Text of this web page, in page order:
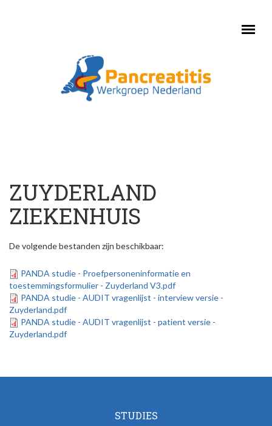
ZUYDERLAND
ZIEKENHUIS
De volgende bestanden zijn beschikbaar:
PANDA studie - Proefpersoneninformatie en
toestemmingsformulier - Zuyderland V3.pdf
PANDA studie - AUDIT vragenlijst - interview versie -
Zuyderland.pdf
PANDA studie - AUDIT vragenlijst - patient versie -
Zuyderland.pdf
STUDIES